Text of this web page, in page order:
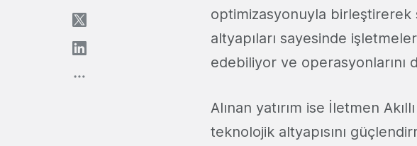
optimizasyonuyla birleştirerek
altyapıları sayesinde
edebiliyor ve
Alınan yatırım ise İletmen
teknolojik altyapısını